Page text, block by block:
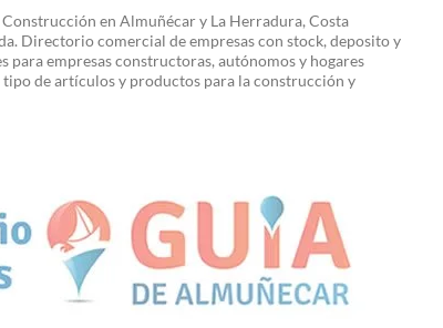
en Almuñécar y La Herradura, Costa
Directorio comercial de empresas con stock, deposito y
para empresas constructoras, autónomos y hogares
tipo de artículos y productos para la construcción y